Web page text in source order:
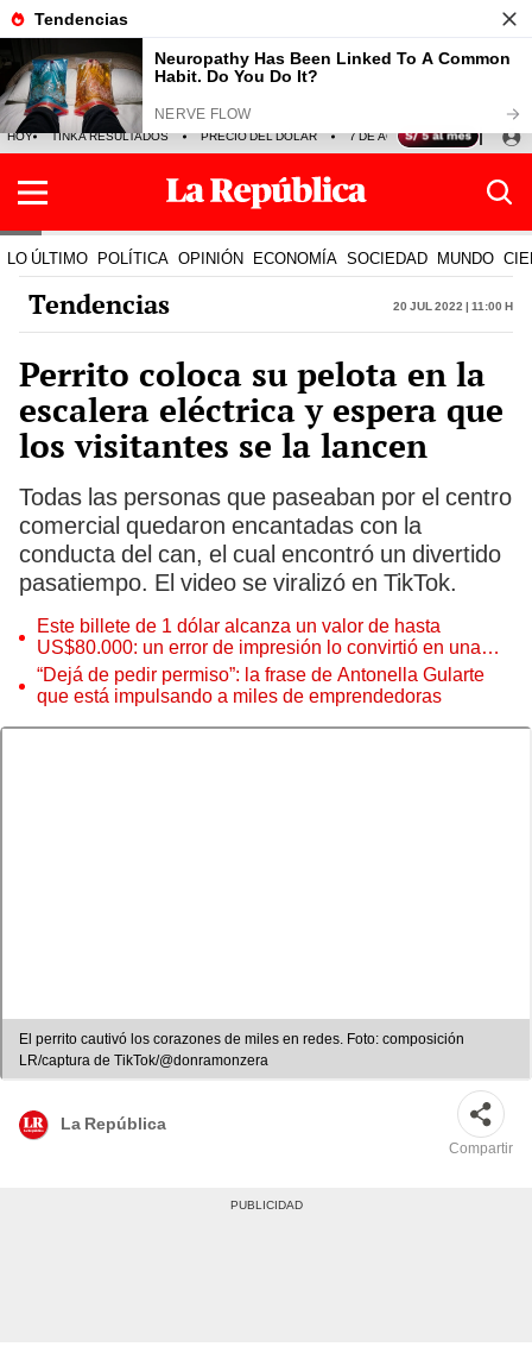
HOY TINKA RESULTADOS PRECIO DEL DÓLAR 7 DE AGOSTO OLLANTA
LO ÚLTIMO POLÍTICA OPINIÓN ECONOMÍA SOCIEDAD MUNDO
Tendencias 20 Jul 2022 | 11:00 h
Perrito coloca su pelota en la
escalera eléctrica y espera que
los visitantes se la lancen
Todas las personas que paseaban por el centro
comercial quedaron encantadas con la
conducta del can, el cual encontró un divertido
pasatiempo. El video se viralizó en TikTok.
Este billete de 1 dólar alcanza un valor de hasta
US$80.000: un error de impresión lo convirtió en una
pieza única que hoy buscan coleccionistas de todo el
mundo
“Dejá de pedir permiso”: la frase de Antonella Gularte
que está impulsando a miles de emprendedoras
El perrito cautivó los corazones de miles en redes. Foto: composición
LR/captura de TikTok/@donramonzera
La República
Compartir